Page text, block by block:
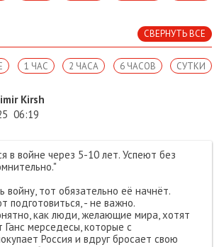
СВЕРНУТЬ ВСЕ
СУТКИ
6 ЧАСОВ
2 ЧАСА
1 ЧАС
Kirsh
06:19
в войне через 5-10 лет. Успеют без
войну, тот обязательно её начнёт.
подготовиться, - не важно.
как люди, желающие мира, хотят
Ганс мерседесы, которые с
Россия и вдруг бросает свою